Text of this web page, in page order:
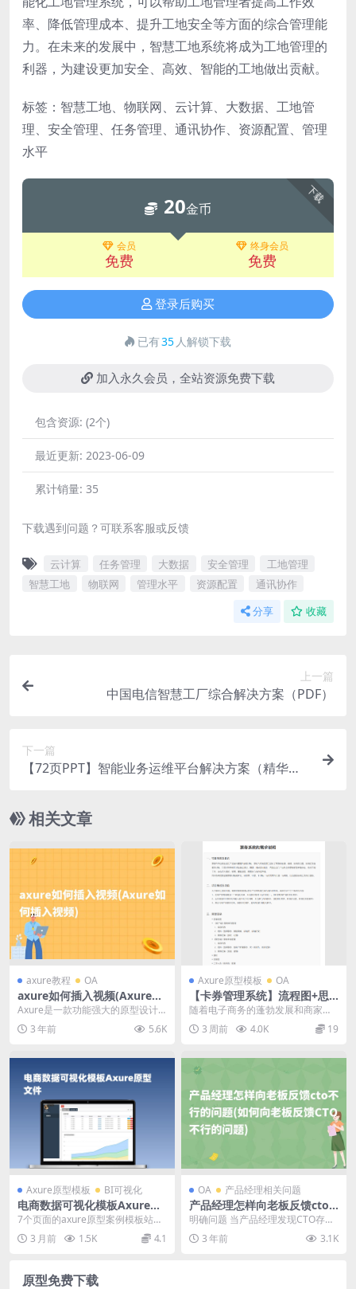
率、降低管理成本、提升工地安全等方面的综合管理能
力。在未来的发展中，智慧工地系统将成为工地管理的
利器，为建设更加安全、高效、智能的工地做出贡献。
标签：智慧工地、物联网、云计算、大数据、工地管
理、安全管理、任务管理、通讯协作、资源配置、管理
水平
下载
20金币
会员
免费
终身会员
免费
登录后购买
已有35 人解锁下载
加入永久会员，全站资源免费下载
包含资源: (2个)
最近更新: 2023-06-09
累计销量: 35
下载遇到问题？可联系客服或反馈
云计算 任务管理 大数据 安全管理
工地管理
智慧工地
物联网 管理水平 资源配置 通讯协作
分享 收藏
上一篇
中国电信智慧工厂综合解决方案（PDF）
下一篇
【72页PPT】智能业务运维平台解决方案（精华
相关文章
axure教程 OA
axure如何插入视频(Axure如
何插入视频)
Axure是一款功能强大的原型设计
工具，它能够帮助设计师快速创建
交互式原型。在设...
3 年前 5.6K
Axure原型模板 OA
【卡券管理系统】流程图+思
维导图+产品原型源文件
随着电子商务的蓬勃发展和商家对
于促销活动的重视，卡券营销逐渐
成为各行业企业吸引顾...
3 周前 4.0K 19
Axure原型模板 BI可视化
电商数据可视化模板Axure原
型文件
7个页面的axure原型案例模板站，
包括：首页、用户详情数据、新增
订单数、今日资...
3 月前 1.5K 4.1
OA 产品经理相关问题
产品经理怎样向老板反馈cto
不行的问题(如何向老板反馈C
TO不行的问题)
明确问题 当产品经理发现CTO存在
问题时，首先要明确问题的性质和
影响。这需要仔细...
3 年前 3.1K
原型免费下载